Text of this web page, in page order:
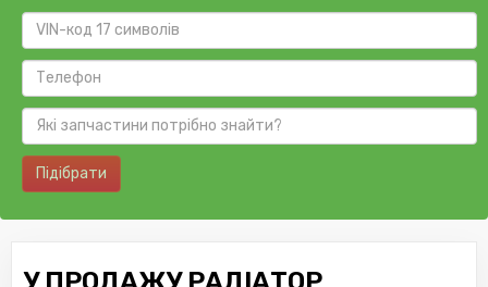
Підібрати